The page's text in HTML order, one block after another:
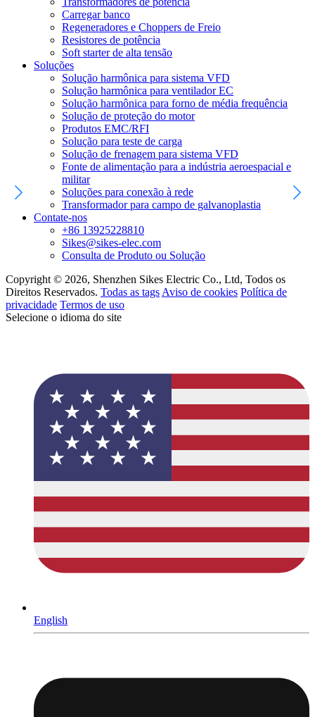
Carregar banco
Regeneradores e Choppers de Freio
Resistores de potência
Soft starter de alta tensão
Soluções
Solução harmônica para sistema VFD
Solução harmônica para ventilador EC
Solução harmônica para forno de média frequência
Solução de proteção do motor
Produtos EMC/RFI
Solução para teste de carga
Solução de frenagem para sistema VFD
Fonte de alimentação para a indústria aeroespacial e
militar
Soluções para conexão à rede
Transformador para campo de galvanoplastia
Contate-nos
+86 13925228810
Sikes@sikes-elec.com
Consulta de Produto ou Solução
Copyright © 2026, Shenzhen Sikes Electric Co., Ltd, Todos os
Direitos Reservados. Todas as tags Aviso de cookies Política de
privacidade Termos de uso
Selecione o idioma do site
English